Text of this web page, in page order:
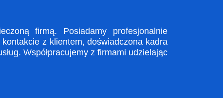
firmą. Posiadamy profesjonalnie
z klientem, doświadczona kadra
Współpracujemy z firmami udzielając